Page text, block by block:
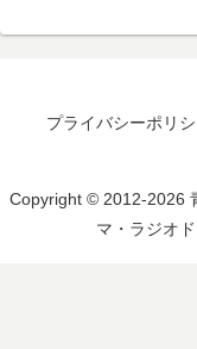
プライバシーポリ
Copyright © 2012-2026
マ・ラジオ